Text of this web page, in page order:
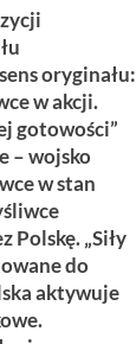
oryginału:
w akcji.
gotowości”
– wojsko
w stan
Polskę. „Siły
do
aktywuje